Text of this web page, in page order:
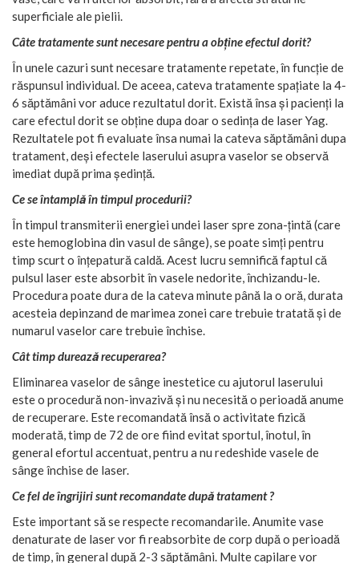
superficiale ale pielii.
Câte tratamente sunt necesare pentru a obține efectul dorit?
În unele cazuri sunt necesare tratamente repetate, în funcție de
răspunsul individual. De aceea, cateva tratamente spațiate la 4-
6 săptămâni vor aduce rezultatul dorit. Există însa și pacienți la
care efectul dorit se obține dupa doar o sedința de laser Yag.
Rezultatele pot fi evaluate însa numai la cateva săptămâni dupa
tratament, deși efectele laserului asupra vaselor se observă
imediat după prima ședință.
Ce se întamplă în timpul procedurii?
În timpul transmiterii energiei undei laser spre zona-țintă (care
este hemoglobina din vasul de sânge), se poate simți pentru
timp scurt o înțepatură caldă. Acest lucru semnifică faptul că
pulsul laser este absorbit în vasele nedorite, închizandu-le.
Procedura poate dura de la cateva minute până la o oră, durata
acesteia depinzand de marimea zonei care trebuie tratată și de
numarul vaselor care trebuie închise.
Cât timp durează recuperarea?
Eliminarea vaselor de sânge inestetice cu ajutorul laserului
este o procedură non-invazivă și nu necesită o perioadă anume
de recuperare. Este recomandată însă o activitate fizică
moderată, timp de 72 de ore fiind evitat sportul, înotul, în
general efortul accentuat, pentru a nu redeshide vasele de
sânge închise de laser.
Ce fel de îngrijiri sunt recomandate după tratament ?
Este important să se respecte recomandarile. Anumite vase
denaturate de laser vor fi reabsorbite de corp după o perioadă
de timp, în general după 2-3 săptămâni. Multe capilare vor